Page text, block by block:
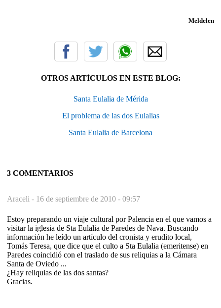
Meldelen
OTROS ARTÍCULOS EN ESTE BLOG:
Santa Eulalia de Mérida
El problema de las dos Eulalias
Santa Eulalia de Barcelona
3 COMENTARIOS
Araceli - 16 de septiembre de 2010 - 09:57
Estoy preparando un viaje cultural por Palencia en el que vamos a
visitar la iglesia de Sta Eulalia de Paredes de Nava. Buscando
información he leído un artículo del cronista y erudito local,
Tomás Teresa, que dice que el culto a Sta Eulalia (emeritense) en
Paredes coincidió con el traslado de sus reliquias a la Cámara
Santa de Oviedo ...
¿Hay reliquias de las dos santas?
Gracias.